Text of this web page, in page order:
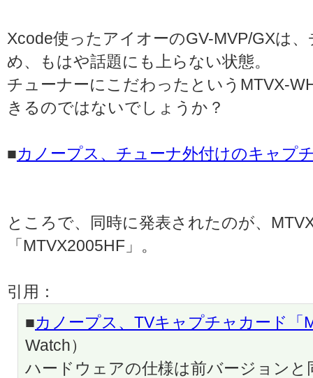
Xcode使ったアイオーのGV-MVP/GXは
め、もはや話題にも上らない状態。
チューナーにこだわったというMTVX-
きるのではないでしょうか？
■カノープス、チューナ外付けのキャプ
ところで、同時に発表されたのが、
「MTVX2005HF」。
引用：
■カノープス、TVキャプチャカード「
Watch）
ハードウェアの仕様は前バージョン